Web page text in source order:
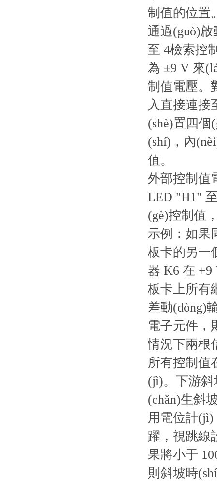
制值的位置
通過(guò)
至 4檢索控
為 ±9 V 來
制值電壓。
入直接連接
(shè)置四
(shí)，內
值。
外部控制值
LED "H1"
(gè)控制值
示例：如果
板卡的另一
器 K6 在 +9
板卡上所有
差動(dòng)
電子元件，
情況下兩根
所有控制值
(jì)。下游斜
(chǎn)生斜
用電位計(jì)
躍，視跳線
果將小于
則斜坡時